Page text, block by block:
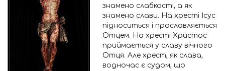
знамено слабкості, а як
знамено слави. На хресті Ісус
підноситься і прославляється
Отцем. На хресті Христос
приймається у славу вічного
Отця. Але хрест, як слава,
водночас є судом, що